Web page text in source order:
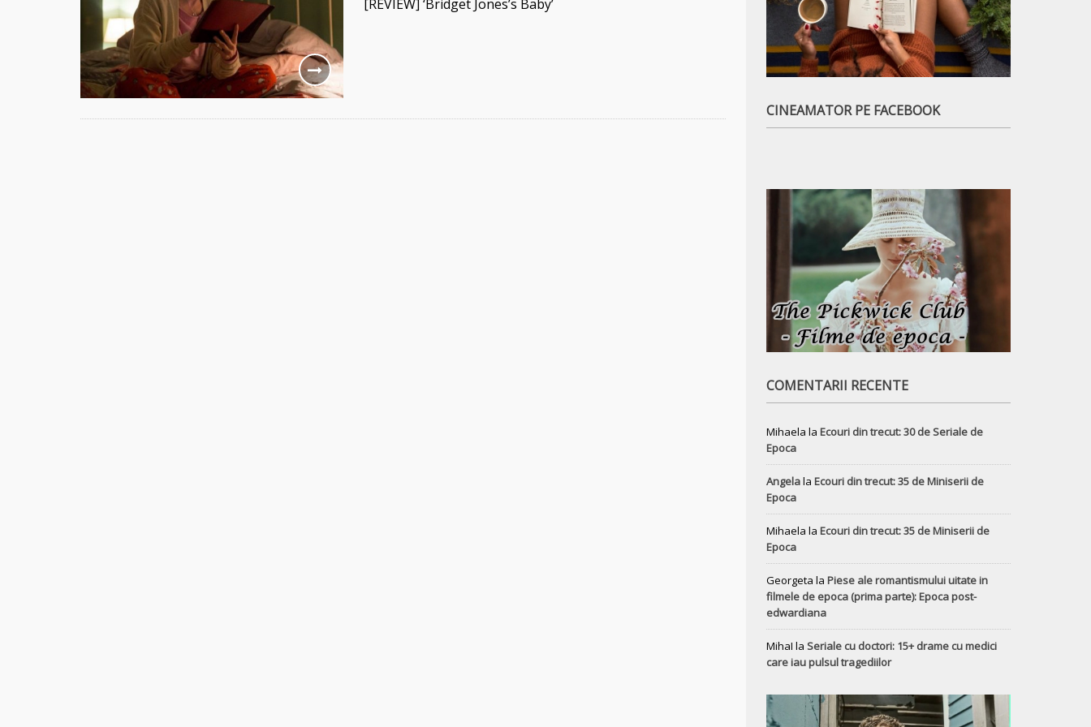
[REVIEW] ‘Bridget Jones’s Baby’
CINEAMATOR PE FACEBOOK
COMENTARII RECENTE
Mihaela la Ecouri din trecut: 30 de Seriale de
Epoca
Angelala Ecouri din trecut: 35 de Miniserii de
Epoca
Mihaela la Ecouri din trecut: 35 de Miniserii de
Epoca
Georgeta la Piese ale romantismului uitate in
filmele de epoca (prima parte): Epoca post-
edwardiana
MihaI la Seriale cu doctori: 15+ drame cu medici
care iau pulsul tragediilor